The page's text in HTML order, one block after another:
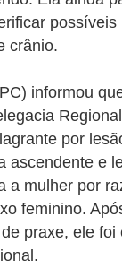
possíveis
crânio.
informou
por
ascendente e
a mulher por
feminino.
praxe, ele foi